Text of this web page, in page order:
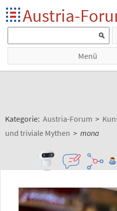
Austria-
Menü
Kategorie: Austria-Forum >
und triviale Mythen > mona